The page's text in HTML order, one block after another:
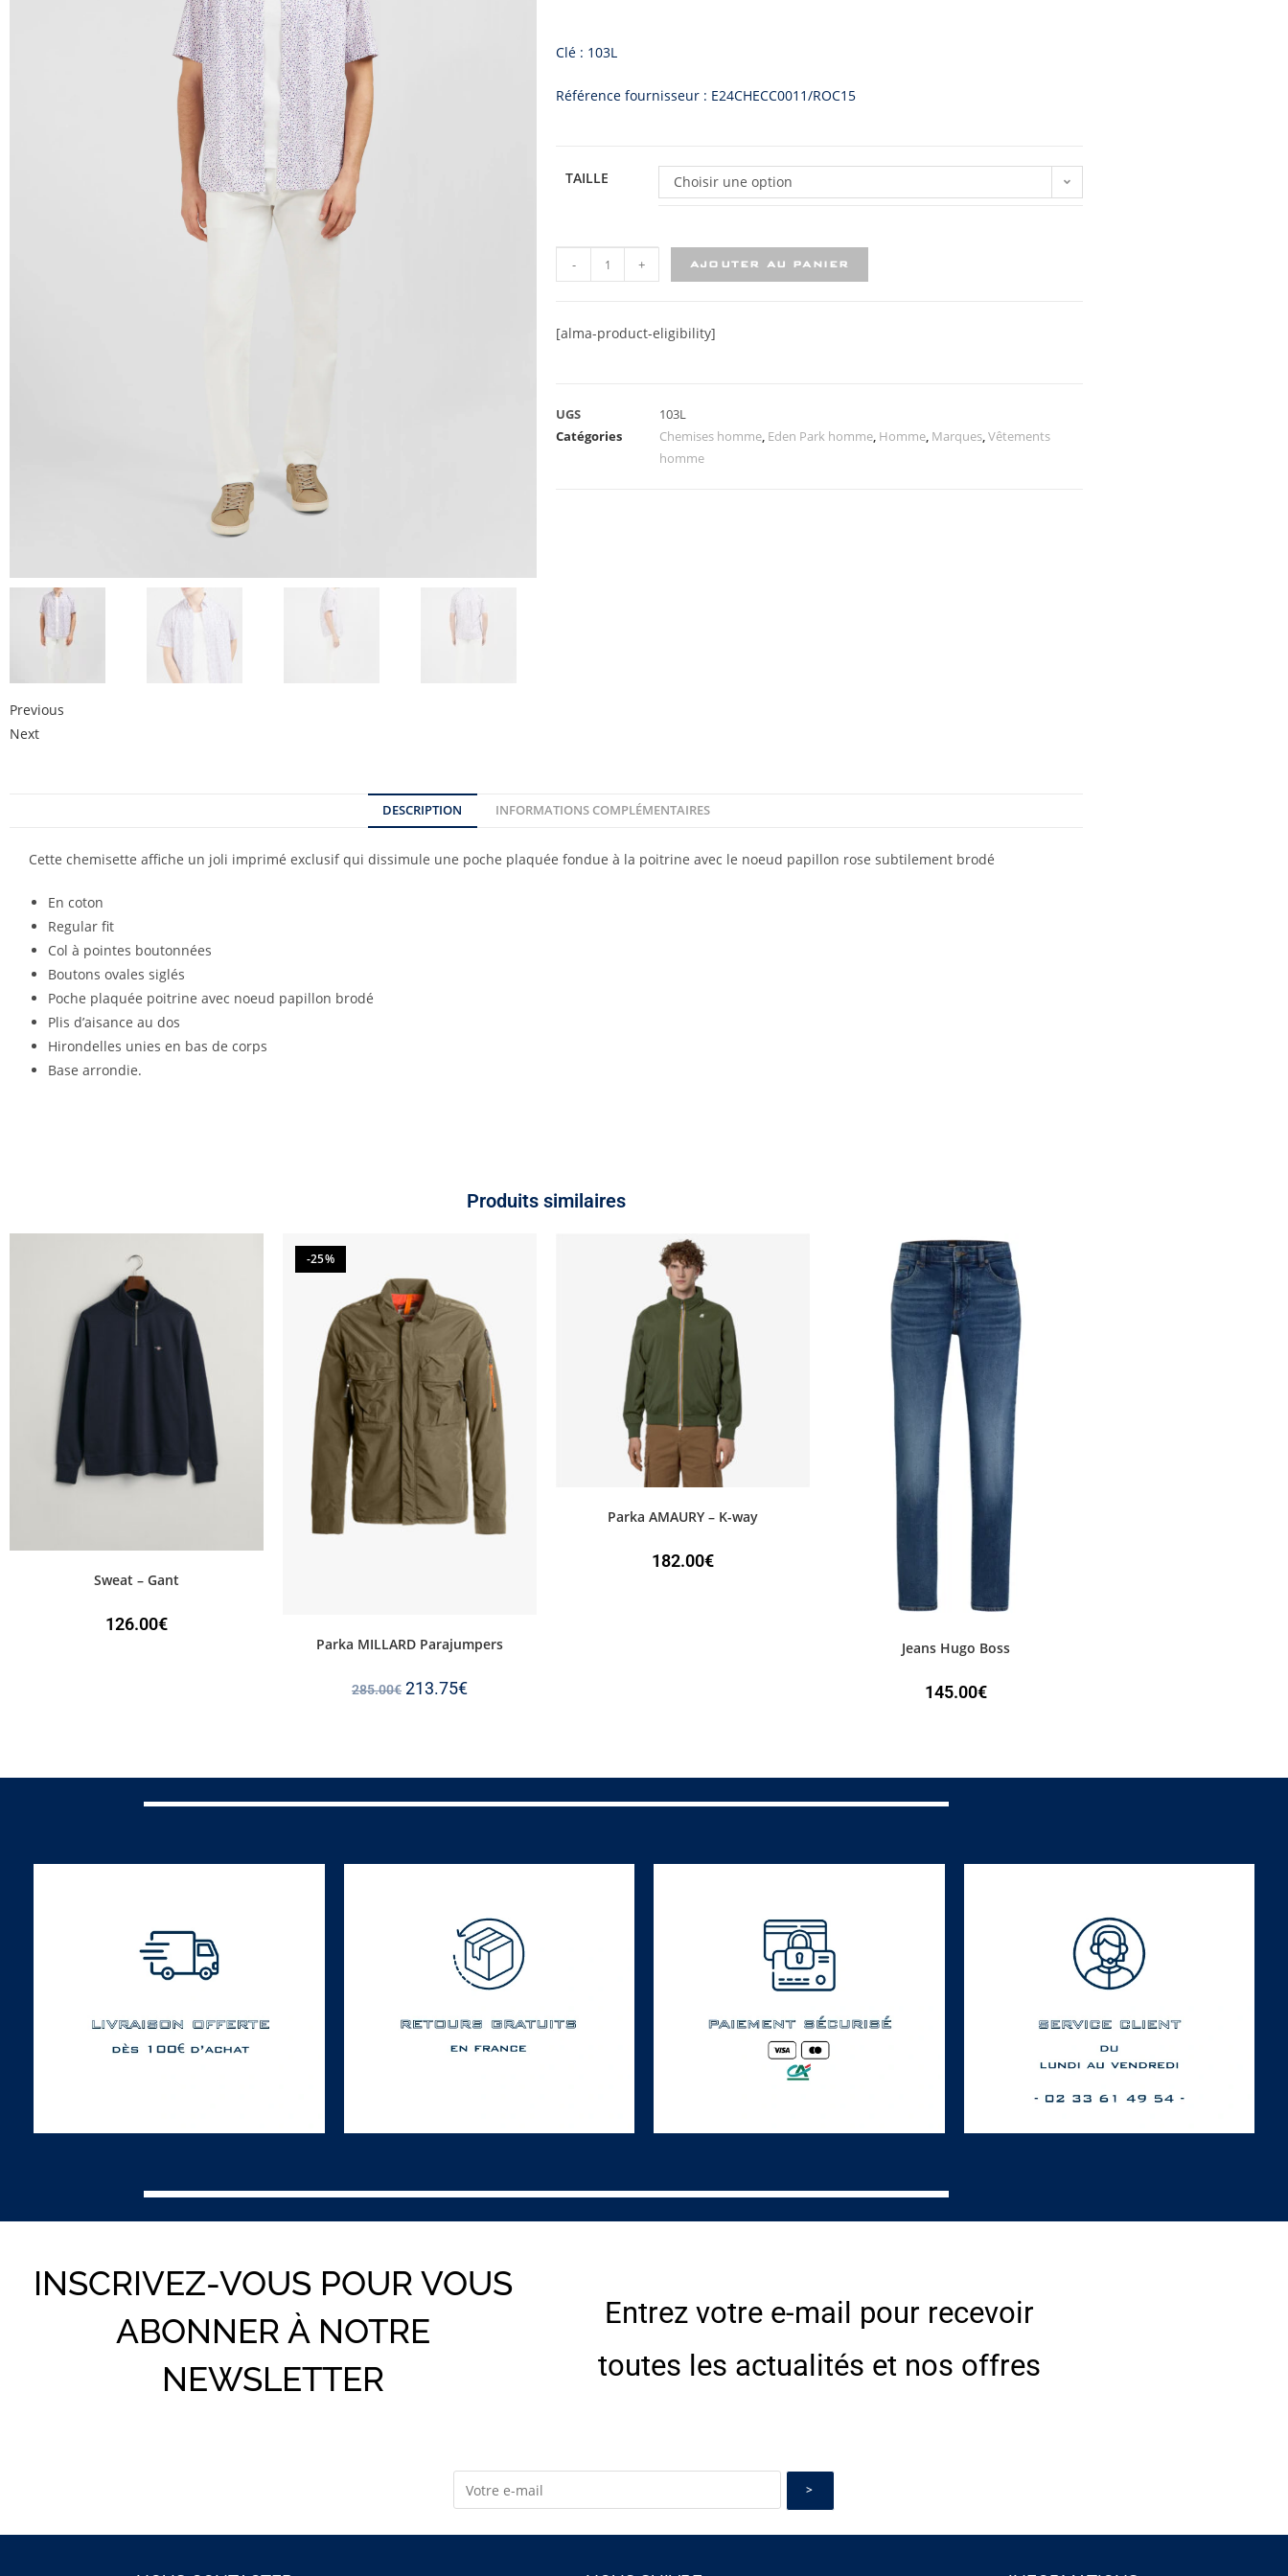
Previous
Next
Clé : 103L
Référence fournisseur : E24CHECC0011/ROC15
TAILLE Choisir une option
- + AJOUTER AU PANIER
[alma-product-eligibility]
UGS
103L
Catégories
Chemises homme, Eden Park homme, Homme, Marques,Vêtements
homme
DESCRIPTION INFORMATIONS COMPLÉMENTAIRES
Cette chemisette affiche un joli imprimé exclusif qui dissimule une poche plaquée fondue à la poitrine avec le noeud papillon rose subtilement brodé
En coton
Regular fit
Col à pointes boutonnées
Boutons ovales siglés
Poche plaquée poitrine avec noeud papillon brodé
Plis d’aisance au dos
Hirondelles unies en bas de corps
Base arrondie.
Produits similaires
Sweat – Gant
126.00€
-25%
Parka MILLARD Parajumpers
285.00€ 213.75€
Parka AMAURY – K-way
182.00€
Jeans Hugo Boss
145.00€
INSCRIVEZ-VOUS POUR VOUS
ABONNER À NOTRE
NEWSLETTER
Entrez votre e-mail pour recevoir
toutes les actualités et nos offres